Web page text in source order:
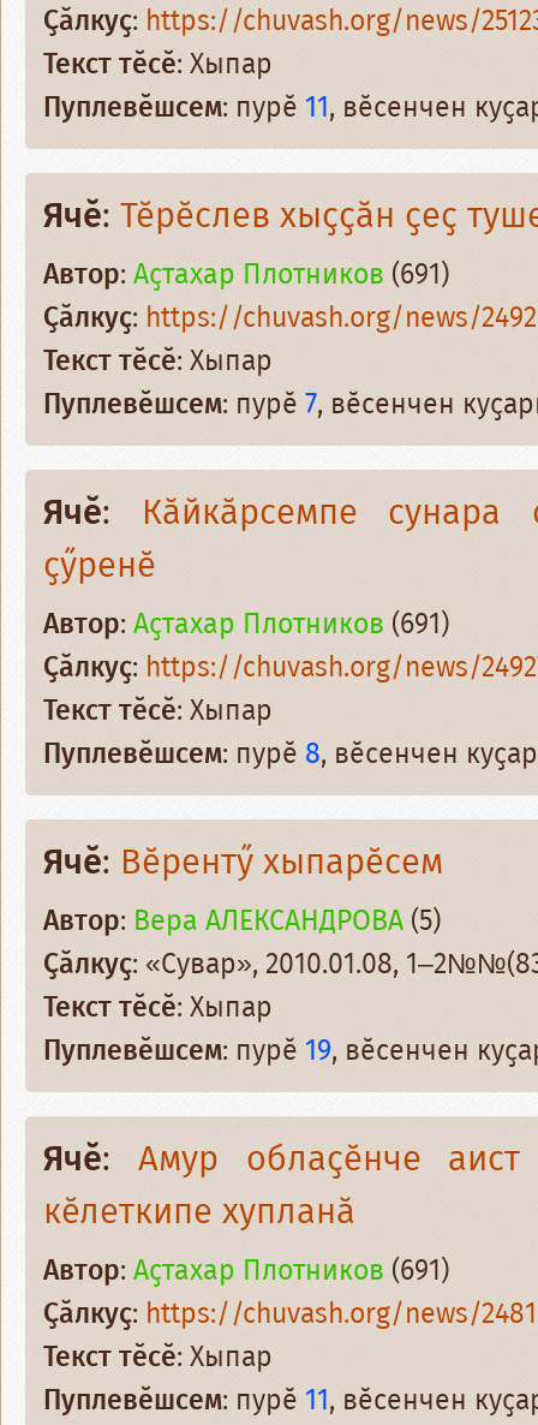
Ҫӑлкуҫ: https://chuvash.org/news/
Текст тӗсӗ: Хыпар
Пуплевӗшсем: пурӗ 11, вӗсенчен
Ячӗ: Тӗрӗслев хыҫҫӑн ҫеҫ
Автор:Аҫтахар Плотников (691)
Ҫӑлкуҫ: https://chuvash.org/news/
Текст тӗсӗ: Хыпар
Пуплевӗшсем: пурӗ7, вӗсенчен
Ячӗ: Кӑйкӑрсемпе
ҫӳренӗ
Автор:Аҫтахар Плотников (691)
Ҫӑлкуҫ: https://chuvash.org/news/
Текст тӗсӗ: Хыпар
Пуплевӗшсем: пурӗ 8, вӗсенчен
Ячӗ: Вӗрентӳ хыпарӗсем
Автор: Вера АЛЕКСАНДРОВА(5)
Ҫӑлкуҫ: «Сувар», 2010.01.08,
Текст тӗсӗ: Хыпар
Пуплевӗшсем: пурӗ 19, вӗсенчен
Ячӗ: Амур облаҫӗнче
кӗлеткипе хупланӑ
Автор:Аҫтахар Плотников (691)
Ҫӑлкуҫ: https://chuvash.org/news/
Текст тӗсӗ: Хыпар
Пуплевӗшсем: пурӗ 11, вӗсенчен